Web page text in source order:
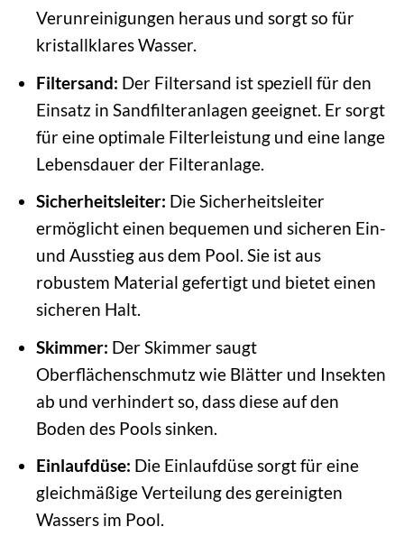
Verunreinigungen heraus und sorgt so für
kristallklares Wasser.
Filtersand: Der Filtersand ist speziell für den
Einsatz in Sandfilteranlagen geeignet. Er sorgt
für eine optimale Filterleistung und eine lange
Lebensdauer der Filteranlage.
Sicherheitsleiter: Die Sicherheitsleiter
ermöglicht einen bequemen und sicheren Ein-
und Ausstieg aus dem Pool. Sie ist aus
robustem Material gefertigt und bietet einen
sicheren Halt.
Skimmer: Der Skimmer saugt
Oberflächenschmutz wie Blätter und Insekten
ab und verhindert so, dass diese auf den
Boden des Pools sinken.
Einlaufdüse: Die Einlaufdüse sorgt für eine
gleichmäßige Verteilung des gereinigten
Wassers im Pool.